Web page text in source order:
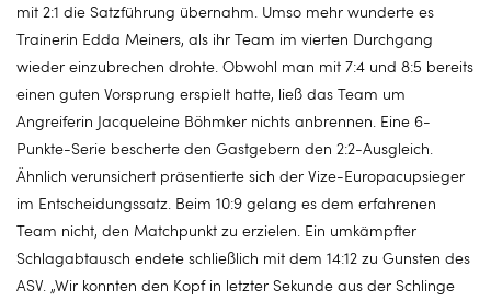
mit 2:1 die Satzführung übernahm. Umso mehr wunderte es
Trainerin Edda Meiners, als ihr Team im vierten Durchgang
wieder einzubrechen drohte. Obwohl man mit 7:4 und 8:5 bereits
einen guten Vorsprung erspielt hatte, ließ das Team um
Angreiferin Jacqueleine Böhmker nichts anbrennen. Eine 6-
Punkte-Serie bescherte den Gastgebern den 2:2-Ausgleich.
Ähnlich verunsichert präsentierte sich der Vize-Europacupsieger
im Entscheidungssatz. Beim 10:9 gelang es dem erfahrenen
Team nicht, den Matchpunkt zu erzielen. Ein umkämpfter
Schlagabtausch endete schließlich mit dem 14:12 zu Gunsten des
ASV. „Wir konnten den Kopf in letzter Sekunde aus der Schlinge